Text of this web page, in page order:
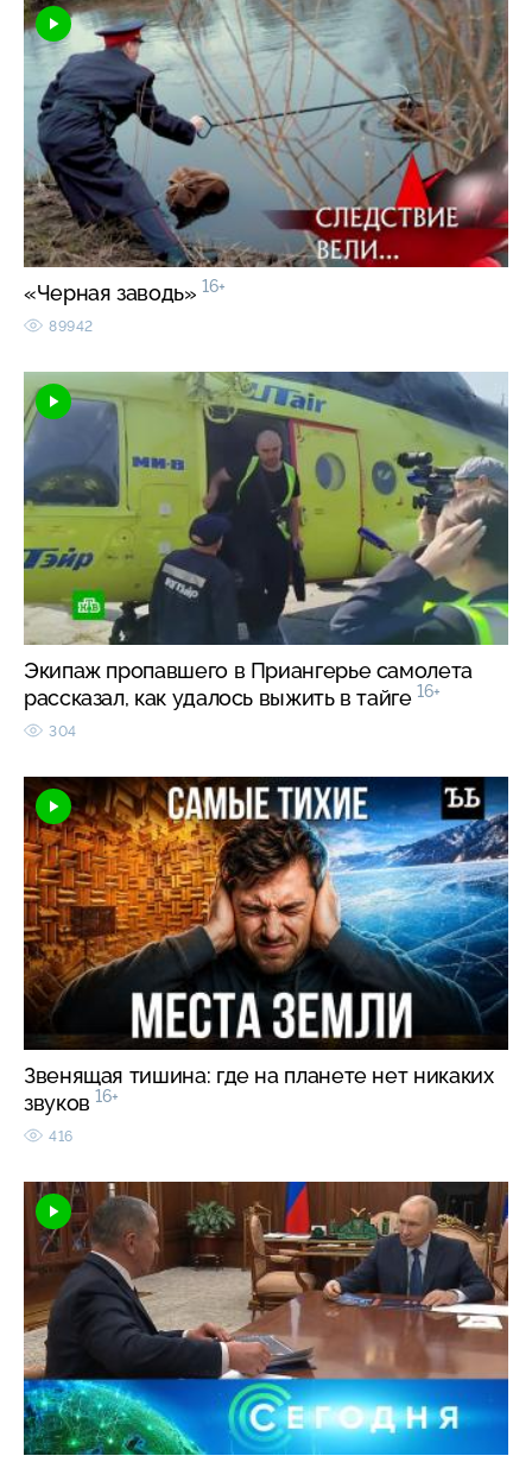
«Черная заводь» 16+
89942
Экипаж пропавшего в Приангерье самолета
рассказал, как удалось выжить в тайге 16+
304
Звенящая тишина: где на планете нет никаких
звуков 16+
416